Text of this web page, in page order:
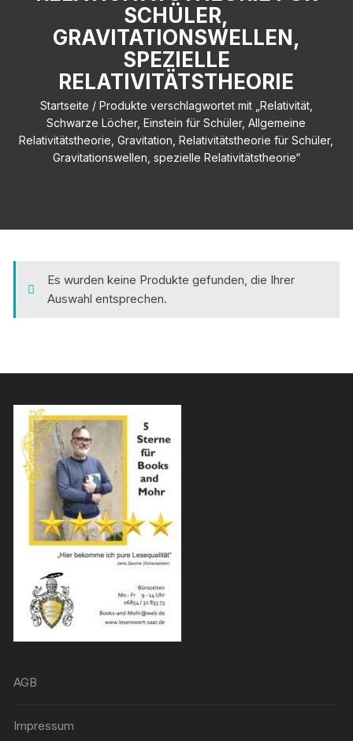
SCHÜLER,
GRAVITATIONSWELLEN,
SPEZIELLE
RELATIVITÄTSTHEORIE
Startseite / Produkte verschlagwortet mit „Relativität,
Schwarze Löcher, Einstein für Schüler, Allgemeine
Relativitätstheorie, Gravitation, Relativitätstheorie für Schüler,
Gravitationswellen, spezielle Relativitätstheorie“
Es wurden keine Produkte gefunden, die Ihrer
Auswahl entsprechen.
AGB
Impressum